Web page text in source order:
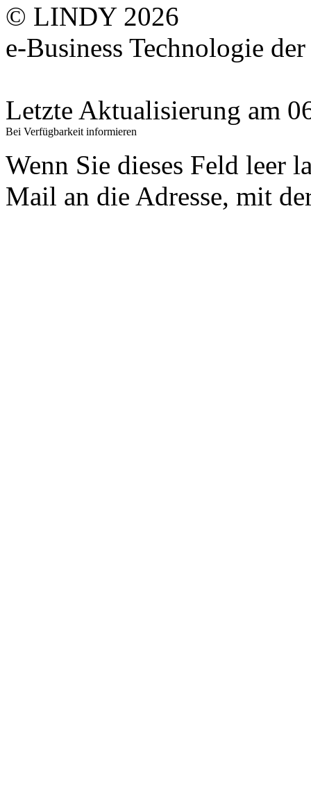
© LINDY 2026
e-Business Technologie
Letzte Aktualisierung am
Bei Verfügbarkeit informieren
Wenn Sie dieses Feld leer
Mail an die Adresse, mit